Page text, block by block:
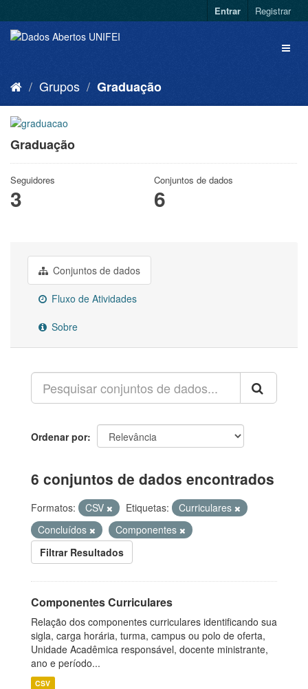
Entrar Registrar
Grupos Graduação
Graduação
Seguidores
3
Conjuntos de dados
6
Conjuntos de dados
Fluxo de Atividades
Sobre
Ordenar por
6 conjuntos de dados encontrados
Formatos: CSV Etiquetas:
Curriculares
Concluídos
Componentes
Filtrar Resultados
Componentes Curriculares
Relação dos componentes curriculares identificando sua
sigla, carga horária, turma, campus ou polo de oferta,
Unidade Acadêmica responsável, docente ministrante,
ano e período...
CSV